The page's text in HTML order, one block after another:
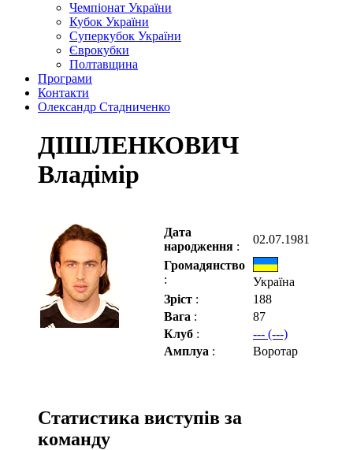
Чемпіонат України
Кубок України
Суперкубок України
Єврокубки
Полтавщина
Програми
Контакти
Олександр Стадниченко
ДІШЛЕНКОВИЧ
Владімір
Дата
народження :
02.07.1981
Громадянство
:
Україна
Зріст :
188
Вага :
87
Клуб :
--- (---)
Амплуа : Воротар
Статистика виступів за
команду